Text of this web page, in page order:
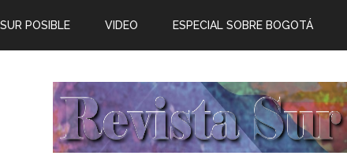
POSIBLE VIDEO ESPECIAL SOBRE BOGOTÁ